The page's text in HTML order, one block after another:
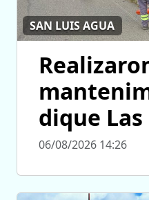
SAN LUIS AGUA
dique
06/08/2026 14:26